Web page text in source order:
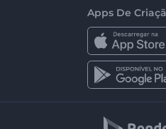
Apps De